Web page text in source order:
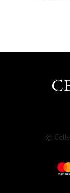
©